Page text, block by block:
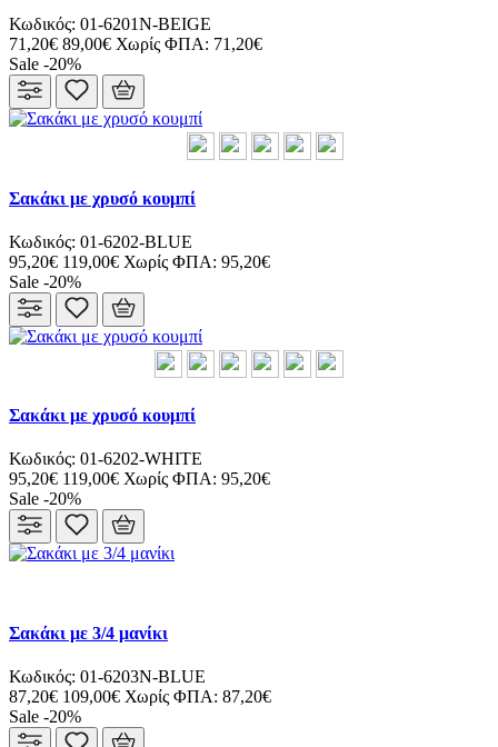
Κωδικός: 01-6201N-BEIGE
71,20€ 89,00€ Χωρίς ΦΠΑ: 71,20€
Sale -20%
Σακάκι με χρυσό κουμπί
Κωδικός: 01-6202-BLUE
95,20€ 119,00€ Χωρίς ΦΠΑ: 95,20€
Sale -20%
Σακάκι με χρυσό κουμπί
Κωδικός: 01-6202-WHITE
95,20€ 119,00€ Χωρίς ΦΠΑ: 95,20€
Sale -20%
Σακάκι με 3/4 μανίκι
Κωδικός: 01-6203N-BLUE
87,20€ 109,00€ Χωρίς ΦΠΑ: 87,20€
Sale -20%